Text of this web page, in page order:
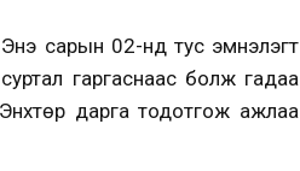
сарын 02-нд тус эмнэлэгт
гаргаснаас болж гадаа
дарга тодотгож ажлаа